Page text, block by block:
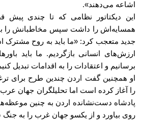
اشاعه می‌دهند».
این دیکتاتور نظامی که تا چندی
همسایه‌اش را داشت سپس مخاطبانش را
جدید متعجب کرد: «ما باید به روح مشترک
ارزش‌های انسانی بازگردیم. ما باید
برسانیم و اعتقادات را به اقدامات تبدیل
او همچنین گفت اردن چندین طرح برای
را آغاز کرده است اما تحلیلگران جهان
پادشاه دست‌نشانده اردن به چنین
روی بیاورد و از یکسو جهان غرب را به جنگ